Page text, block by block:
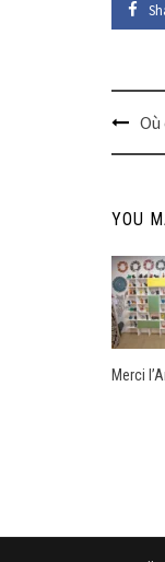
Post
YOU
Merci